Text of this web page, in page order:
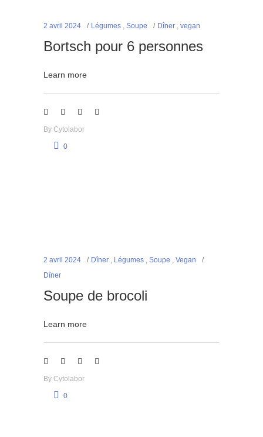
2 avril 2024 Légumes , Soupe Dîner , vegan
Bortsch pour 6 personnes
Learn more
By Cytolabor
0
2 avril 2024 Dîner , Légumes , Soupe , Vegan
Dîner
Soupe de brocoli
Learn more
By Cytolabor
0